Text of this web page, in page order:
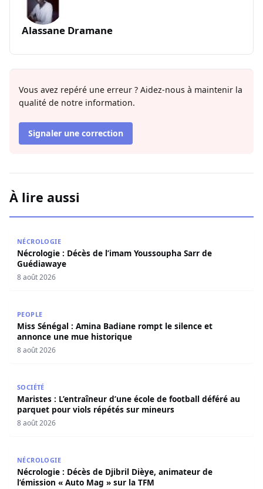
Alassane Dramane
Vous avez repéré une erreur ? Aidez-nous à maintenir la
qualité de notre information.
Signaler une correction
À lire aussi
NÉCROLOGIE
Nécrologie : Décès de l’imam Youssoupha Sarr de
Guédiawaye
8 août 2026
PEOPLE
Miss Sénégal : Amina Badiane rompt le silence et
annonce une mue historique
8 août 2026
SOCIÉTÉ
Maristes : L’entraîneur d’une école de football déféré au
parquet pour viols répétés sur mineurs
8 août 2026
NÉCROLOGIE
Nécrologie : Décès de Djibril Dièye, animateur de
l’émission « Auto Mag » sur la TFM